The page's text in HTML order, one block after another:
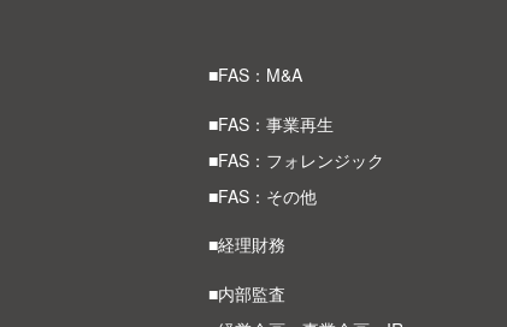
■FAS：M&A
■FAS：事業再生
■FAS：フォレンジック
■FAS：その他
■経理財務
■内部監査